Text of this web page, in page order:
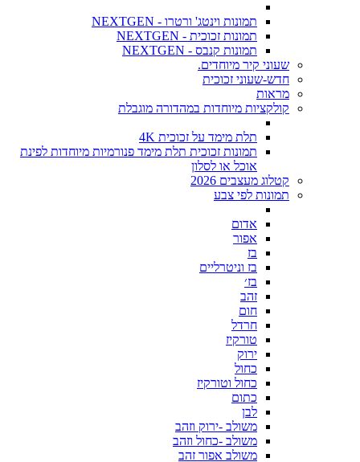
תמונות וינטג' ורטרו - NEXTGEN
תמונות זכוכית - NEXTGEN
תמונות קנבס - NEXTGEN
שעוני קיר מיוחדים.
חדש-שעוני זכוכית
מראות
קולקציות מיוחדות במהדורה מוגבלת
תלת מימד על זכוכית 4K
תמונות זכוכית תלת מימד פנורמיות מיוחדות לפינת
אוכל או לסלון
קטלוג מעצבים 2026
תמונות לפי צבע
אדום
אפור
בז
בז וניטרליים
בז׳
זהב
חום
חרדל
טורקיז
ירוק
כחול
כחול וטורקיז
כתום
לבן
משולב -ירוק וזהב
משולב -כחול וזהב
משולב אפור זהב